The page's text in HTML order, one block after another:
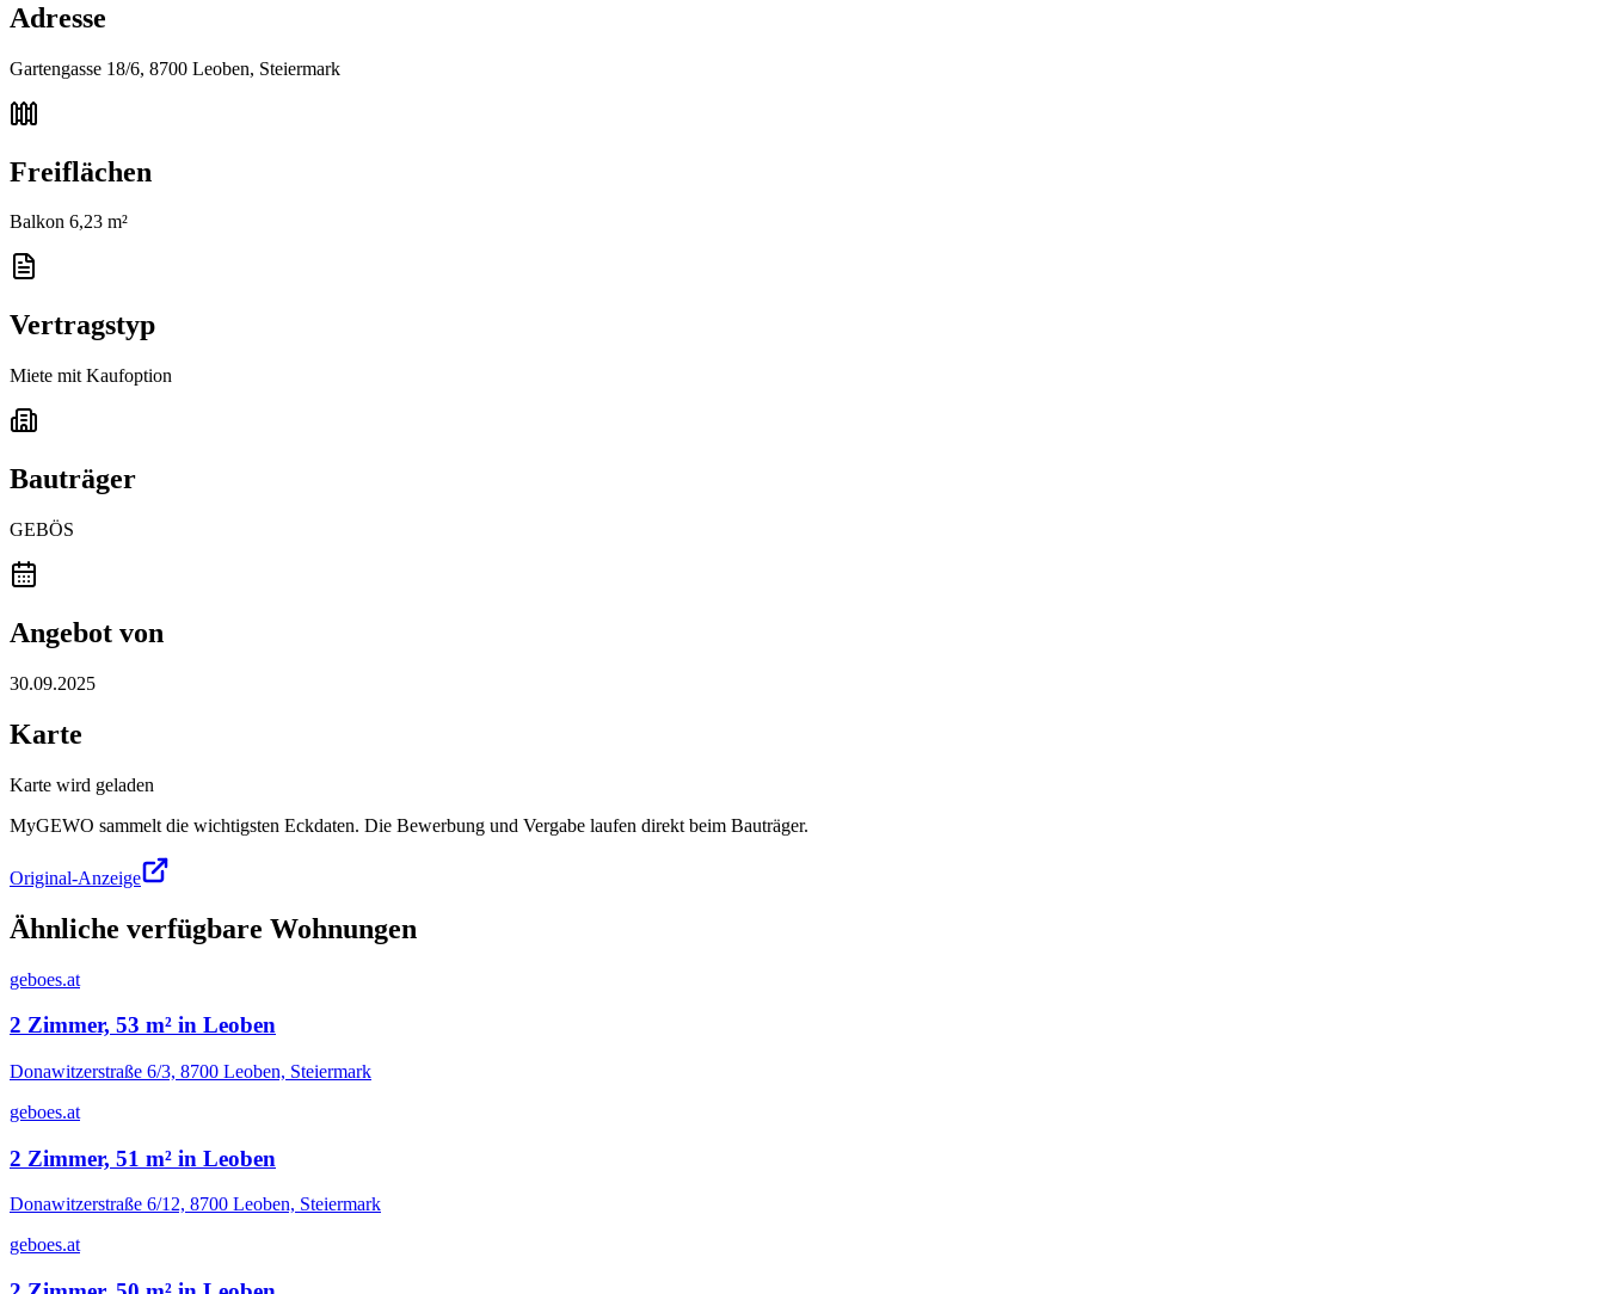
Adresse
Gartengasse 18/6, 8700 Leoben, Steiermark
Freiflächen
Balkon 6,23 m²
Vertragstyp
Miete mit Kaufoption
Bauträger
GEBÖS
Angebot von
30.09.2025
Karte
Karte wird geladen
MyGEWO sammelt die wichtigsten Eckdaten. Die Bewerbung und Vergabe laufen direkt beim Bauträger.
Original-Anzeige
Ähnliche verfügbare Wohnungen
geboes.at
2 Zimmer, 53 m² in Leoben
Donawitzerstraße 6/3, 8700 Leoben, Steiermark
geboes.at
2 Zimmer, 51 m² in Leoben
Donawitzerstraße 6/12, 8700 Leoben, Steiermark
geboes.at